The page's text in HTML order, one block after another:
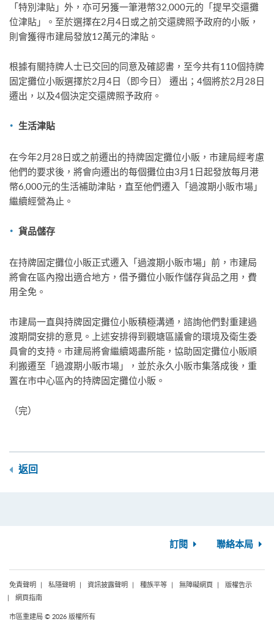
「特別津貼」外，亦可另獲一筆港幣32,000元的「提早交還攤
位津貼」。至於選擇在2月4日或之前交還牌照予政府的小販，
則會獲得市建局發放12萬元的津貼。
根據有關持牌人士已交回的同意及確認書，至今共有110個持牌
固定攤位小販選擇於2月4日（即今日） 遷出；4個將於2月28日
遷出，以及4個決定交還牌照予政府。
生活津貼
在今年2月28日或之前遷出的持牌固定攤位小販，市建局經考慮
他們的要求後，將會向遷出的每個攤位由3月1日起發放每月港
幣6,000元的生活補助津貼，直至他們遷入「過渡期小販市場」
繼續經營為止。
貨品儲存
在持牌固定攤位小販正式遷入「過渡期小販市場」前，市建局
將會在區內撥出適合地方，借予攤位小販作儲存貨品之用，費
用全免。
市建局一直與持牌固定攤位小販積極溝通，諮詢他們對重建過
渡期間安排的意見。上述安排得到觀塘區議會的環境及衛生委
員會的支持。市建局將會繼續竭盡所能，協助固定攤位小販順
利搬遷至「過渡期小販市場」，並於永久小販市集落成後，重
置在市中心區內的持牌固定攤位小販。
（完）
返回
訂閱 聯絡本局
免責聲明 私隱聲明 資訊披露聲明 種族平等 無障礙網頁
版權告示
網頁指南
市區重建局 © 2026 版權所有